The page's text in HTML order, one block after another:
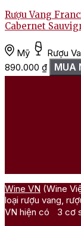
Rượu Vang
Cabernet
Mỹ Rượu
890.000 ₫ MUA
Wine VN (Wine
loại rượu vang,
VN hiện có 3 cơ